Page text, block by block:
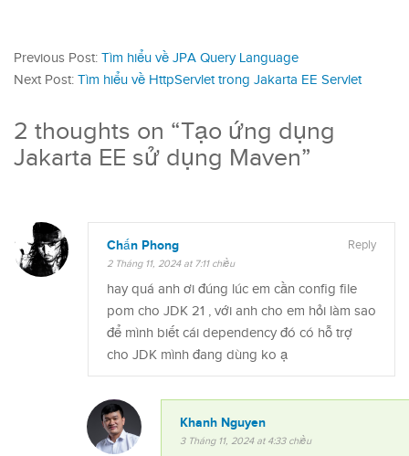
Previous Post: Tìm hiểu về JPA Query Language
Next Post: Tìm hiểu về HttpServlet trong Jakarta EE Servlet
2 thoughts on “Tạo ứng dụng
Jakarta EE sử dụng Maven”
Chấn Phong
2 Tháng 11, 2024 at 7:11 chiều
Reply
hay quá anh ơi đúng lúc em cần config file
pom cho JDK 21 , với anh cho em hỏi làm sao
để mình biết cái dependency đó có hỗ trợ
cho JDK mình đang dùng ko ạ
Khanh Nguyen
3 Tháng 11, 2024 at 4:33 chiều